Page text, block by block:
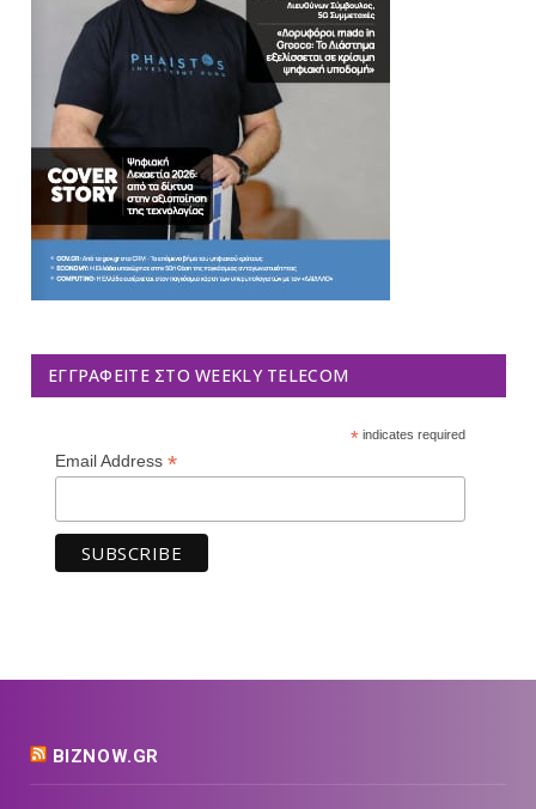
ΕΓΓΡΑΦΕΊΤΕ ΣΤΟ WEEKLY TELECOM
*indicates required
Email Address *
BIZNOW.GR